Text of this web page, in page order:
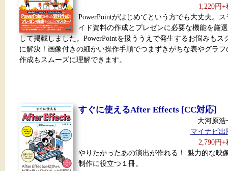
1,220円+
PowerPointがはじめてという方でも大丈夫。ス
イド資料の作成とプレゼンに必要な機能を厳選
して掲載しました。PowerPointを扱ううえで発生するお悩みもス
に解決！画像付きの細かい操作手順でつまずきがちな表やグラフ
作成もスムーズに理解できます。
すぐに使えるAfter Effects [CC対応]
大河原浩
マイナビ出
2,790円+
やりたかったあの演出が作れる！ 魅力的な映
制作に役立つ１冊。